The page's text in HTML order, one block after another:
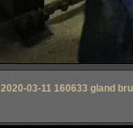
2020-03-11 160633 gland